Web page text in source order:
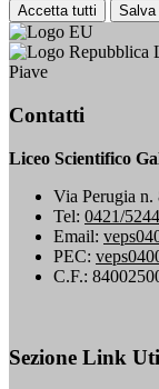
Accetta tutti Salva
Piave
Contatti
Liceo Scientifico
Via Perugia
Tel: 0421/
Email:
PEC:
C.F.:
Sezione Link